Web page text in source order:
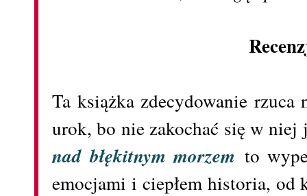
Ta książka zdecydowanie
urok, bo nie zakochać się w
nad błękitnym morzem to
emocjami i ciepłem historia, od